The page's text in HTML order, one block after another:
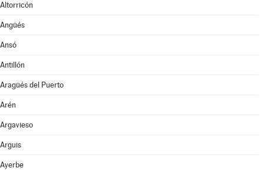
Altorricón
Angüés
Ansó
Antillón
Aragüés del Puerto
Arén
Argavieso
Arguis
Ayerbe